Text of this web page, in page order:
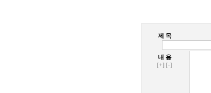
제 목
내 용
[+] [-]